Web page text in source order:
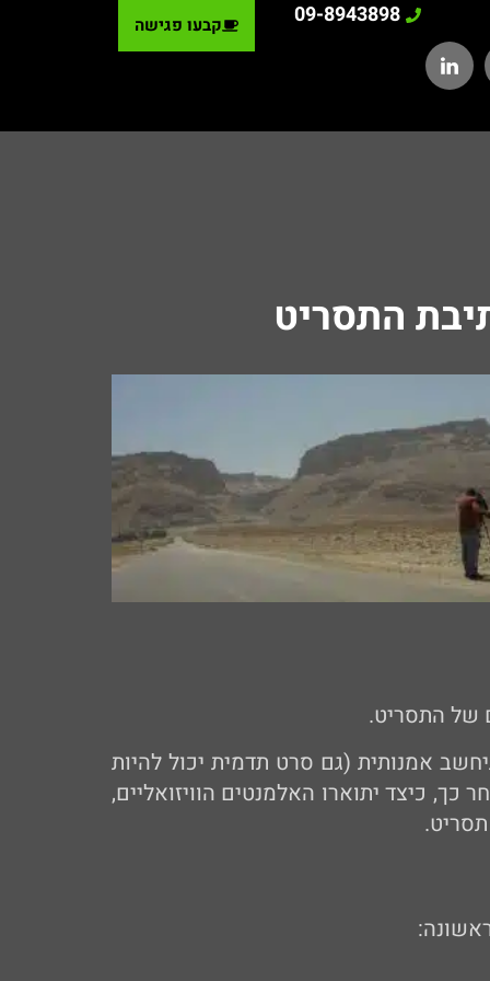
09-8943898 קבעו פגישה
של התסריט.
אמנותית (גם סרט תדמית יכול להיות
כיצד יתוארו האלמנטים הוויזואליים,